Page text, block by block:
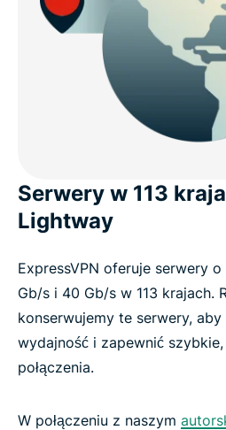
Serwery w 113
Lightway
ExpressVPN oferuje serwery
Gb/s i 40 Gb/s w 113 krajach.
konserwujemy te serwery,
wydajność i zapewnić
połączenia.
W połączeniu z naszym